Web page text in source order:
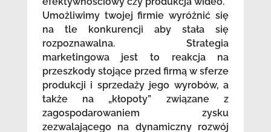
Umożliwimy twojej firmie wyróżnić się
na tle konkurencji aby stała się
rozpoznawalna. Strategia
marketingowa jest to reakcja na
przeszkody stojące przed firmą w sferze
produkcji i sprzedaży jego wyrobów, a
także na „kłopoty” związane z
zagospodarowaniem zysku
zezwalającego na dynamiczny rozwój